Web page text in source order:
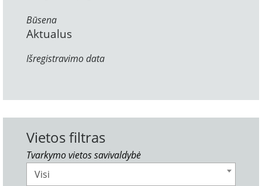
Būsena
Aktualus
Išregistravimo data
Vietos filtras
Tvarkymo vietos savivaldybė
Visi